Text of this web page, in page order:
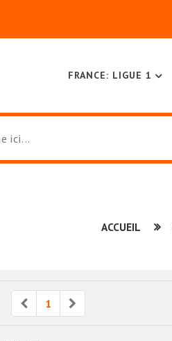
FRANCE: LIGUE 1
ACCUEIL
Previous
1 Next